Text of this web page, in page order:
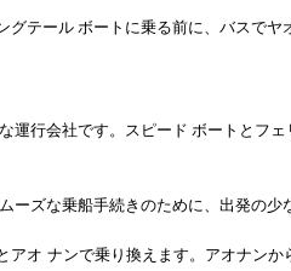
テール ボートに乗る前に、バスでヤ
運行会社です。スピード ボートとフ
ズな乗船手続きのために、出発の少
オ ナンで乗り換えます。アオナン